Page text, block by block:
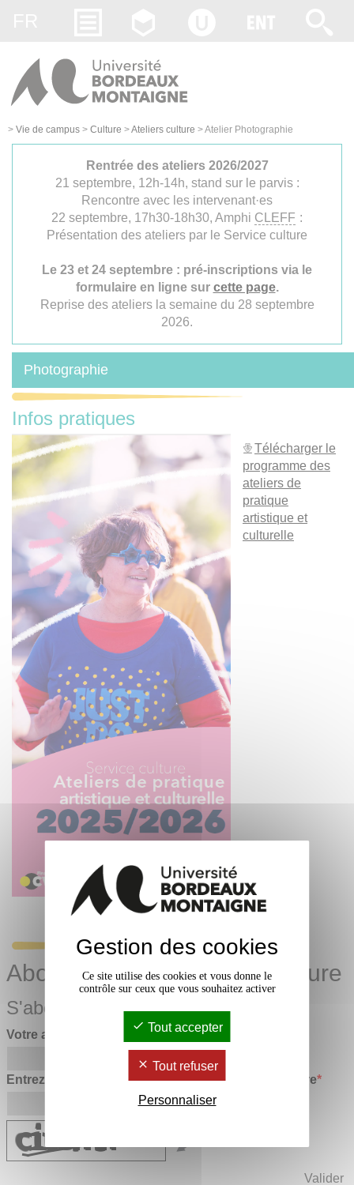
> Vie de campus > Culture >Ateliers culture >Atelier Photographie
Rentrée des ateliers 2026/2027
21 septembre, 12h-14h, stand sur le parvis :
Rencontre avec les intervenant·es
22 septembre, 17h30-18h30, Amphi CLEFF :
Présentation des ateliers par le Service culture
Le 23 et 24 septembre : pré-inscriptions via le
formulaire en ligne sur cette page.
Reprise des ateliers la semaine du 28 septembre
2026.
Photographie
Infos pratiques
Télécharger le
programme des
ateliers de
pratique
artistique et
culturelle
Abonnez-vous à la lettre culture
S'abonner
Votre adresse électronique*
Entrez les caractères figurant dans l'image ci-contre*
Gestion des cookies
Ce site utilise des cookies et vous donne le
contrôle sur ceux que vous souhaitez activer
Tout accepter
Tout refuser
Personnaliser